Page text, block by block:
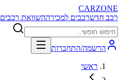
CARZONE
רכב חדשרכבים למכירההשוואת רכבים
הרשמה/התחברות
ראשי